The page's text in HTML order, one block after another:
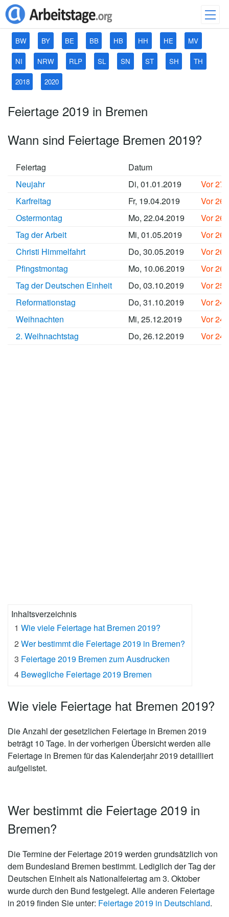
BW BY BE BB HB HH HE MV
NI NRW RLP SL SN ST SH TH
2018 2020
Feiertage 2019 in Bremen
Wann sind Feiertage Bremen 2019?
Feiertag
Datum
Neujahr
Di, 01.01.2019
Vor
Karfreitag
Fr, 19.04.2019
Vor
Ostermontag
Mo, 22.04.2019
Vor
Tag der Arbeit
Mi, 01.05.2019
Vor
Christi Himmelfahrt
Do, 30.05.2019
Vor
Pfingstmontag
Mo, 10.06.2019
Vor
Tag der Deutschen Einheit
Do, 03.10.2019
Vor
Reformationstag
Do, 31.10.2019
Vor
Weihnachten
Mi, 25.12.2019
Vor
2. Weihnachtstag
Do, 26.12.2019 Vor
Inhaltsverzeichnis
1 Wie viele Feiertage hat Bremen 2019?
2 Wer bestimmt die Feiertage 2019 in Bremen?
3 Feiertage 2019 Bremen zum Ausdrucken
4 Bewegliche Feiertage 2019 Bremen
Wie viele Feiertage hat Bremen 2019?
Die Anzahl der gesetzlichen Feiertage in Bremen 2019
beträgt 10 Tage. In der vorherigen Übersicht werden alle
Feiertage in Bremen für das Kalenderjahr 2019 detailliert
aufgelistet.
Wer bestimmt die Feiertage 2019 in
Bremen?
Die Termine der Feiertage 2019 werden grundsätzlich von
dem Bundesland Bremen bestimmt. Lediglich der Tag der
Deutschen Einheit als Nationalfeiertag am 3. Oktober
wurde durch den Bund festgelegt. Alle anderen Feiertage
in 2019 finden Sie unter: Feiertage 2019 in Deutschland.